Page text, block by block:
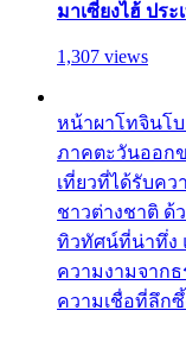
มาเซี่ยงไฮ้ ประ
1,307 views
หน้าผาโทจินโบ
ภาคตะวันออก
เที่ยวที่ได้รับค
ชาวต่างชาติ ด้
ทิวทัศน์ที่น่าทึ่ง
ความงามจาก
ความเชื่อที่ลึกซึ้